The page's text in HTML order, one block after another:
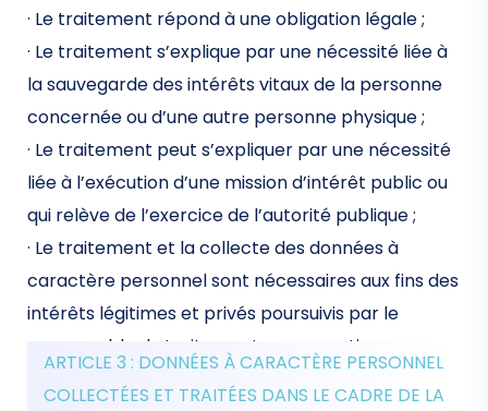
· Le traitement répond à une obligation légale ;
· Le traitement s’explique par une nécessité liée à
la sauvegarde des intérêts vitaux de la personne
concernée ou d’une autre personne physique ;
· Le traitement peut s’expliquer par une nécessité
liée à l’exécution d’une mission d’intérêt public ou
qui relève de l’exercice de l’autorité publique ;
· Le traitement et la collecte des données à
caractère personnel sont nécessaires aux fins des
intérêts légitimes et privés poursuivis par le
responsable du traitement ou par un tiers.
ARTICLE 3 : DONNÉES À CARACTÈRE PERSONNEL
COLLECTÉES ET TRAITÉES DANS LE CADRE DE LA